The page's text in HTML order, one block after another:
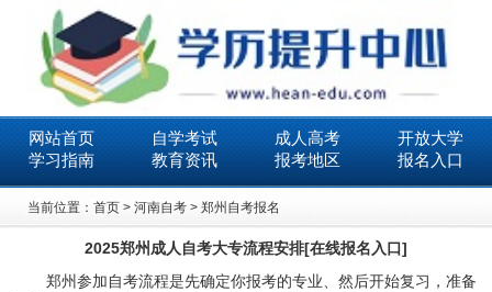
网站首页 自学考试 成人高考
开放大学
学习指南
教育资讯 报考地区 报名入口
当前位置： 首页 > 河南自考 > 郑州自考报名
2025郑州成人自考大专流程安排[在线报名入口]
郑州参加自考流程是先确定你报考的专业、然后开始复习，准备